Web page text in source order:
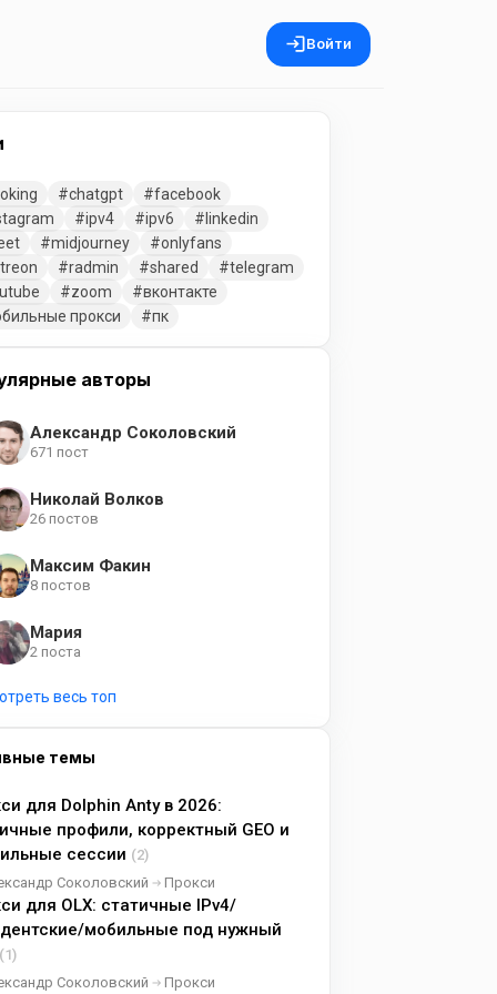
Войти
chatgpt
facebook
ipv4 ipv6
linkedin
midjourney
onlyfans
radmin shared
telegram
zoom
вконтакте
прокси
пк
авторы
Александр Соколовский
671 пост
Николай Волков
26 постов
Максим Факин
8 постов
Мария
2 поста
весь топ
темы
для Dolphin Anty в 2026:
профили, корректный GEO и
сессии (2)
Соколовский
Прокси
для OLX: статичные IPv4/
мобильные под нужный
(1)
Соколовский
Прокси